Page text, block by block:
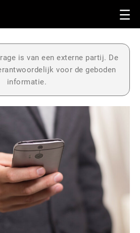
is van een externe partij. De
voor de geboden
informatie.